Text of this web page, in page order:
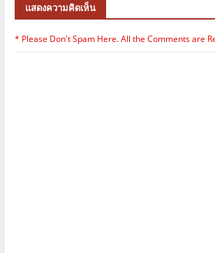
แสดงความคิดเห็น
* Please Don't Spam Here. All the Comments are